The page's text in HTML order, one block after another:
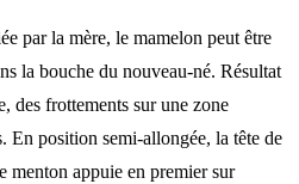
par la mère, le mamelon peut être
la bouche du nouveau-né. Résultat
des frottements sur une zone
En position semi-allongée, la tête de
menton appuie en premier sur